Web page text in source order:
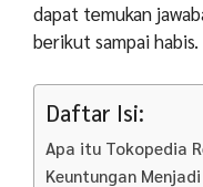
dapat temukan
berikut sampai habis.
Daftar Isi:
Apa itu Tokopedia
Keuntungan